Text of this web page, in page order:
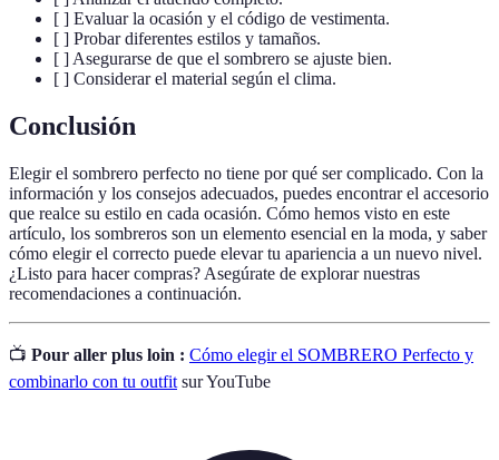
[ ] Evaluar la ocasión y el código de vestimenta.
[ ] Probar diferentes estilos y tamaños.
[ ] Asegurarse de que el sombrero se ajuste bien.
[ ] Considerar el material según el clima.
Conclusión
Elegir el sombrero perfecto no tiene por qué ser complicado. Con la
información y los consejos adecuados, puedes encontrar el accesorio
que realce su estilo en cada ocasión. Cómo hemos visto en este
artículo, los sombreros son un elemento esencial en la moda, y saber
cómo elegir el correcto puede elevar tu apariencia a un nuevo nivel.
¿Listo para hacer compras? Asegúrate de explorar nuestras
recomendaciones a continuación.
📺 Pour aller plus loin : Cómo elegir el SOMBRERO Perfecto y
combinarlo con tu outfit sur YouTube